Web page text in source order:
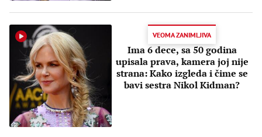
VEOMA ZANIMLJIVA
Ima 6 dece, sa 50 godina
upisala prava, kamera joj nije
strana: Kako izgleda i čime se
bavi sestra Nikol Kidman?